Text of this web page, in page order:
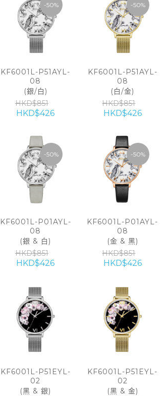
-50%
KF6001L-P51AYL-
08
(銀/白)
HKD$851
HKD$426
-50%
KF6001L-P51AYL-
08
(白/金)
HKD$851
HKD$426
-50%
KF6001L-P01AYL-
08
(銀 & 白)
HKD$851
HKD$426
-50%
KF6001L-P01AYL-
08
(金 & 黑)
HKD$851
HKD$426
KF6001L-P51EYL-
02
(黑 & 銀)
KF6001L-P51EYL-
02
(黑 & 金)